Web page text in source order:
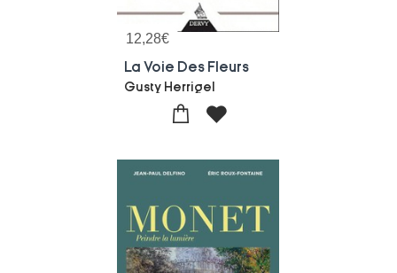
12,28€
La Voie Des Fleurs
Gusty Herrigel